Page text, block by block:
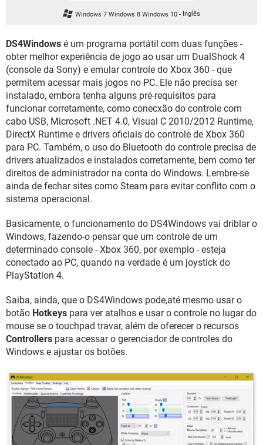
GMAIL
INSTAGRAM GMAIL
GUIA DE COMPRAS
Windows 7 Windows 8 Windows 10 - Inglês
DS4Windows é um programa portátil com duas funções -
obter melhor experiência de jogo ao usar um DualShock 4
(console da Sony) e emular controle do Xbox 360 - que
permitem acessar mais jogos no PC. Ele não precisa ser
instalado, embora tenha alguns pré-requisitos para
funcionar corretamente, como conecxão do controle com
cabo USB, Microsoft .NET 4.0, Visual C 2010/2012 Runtime,
DirectX Runtime e drivers oficiais do controle de Xbox 360
para PC. Também, o uso do Bluetooth do controle precisa de
drivers atualizados e instalados corretamente, bem como ter
direitos de administrador na conta do Windows. Lembre-se
ainda de fechar sites como Steam para evitar conflito com o
sistema operacional.
Basicamente, o funcionamento do DS4Windows vai driblar o
Windows, fazendo-o pensar que um controle de um
determinado console - Xbox 360, por exemplo - esteja
conectado ao PC, quando na verdade é um joystick do
PlayStation 4.
Saiba, ainda, que o DS4Windows pode,até mesmo usar o
botão Hotkeys para ver atalhos e usar o controle no lugar do
mouse se o touchpad travar, além de oferecer o recursos
Controllers para acessar o gerenciador de controles do
Windows e ajustar os botões.